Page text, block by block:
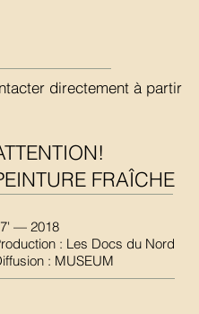
directement à partir
FRAÎCHE
— 2018
: Les Docs du Nord
: MUSEUM